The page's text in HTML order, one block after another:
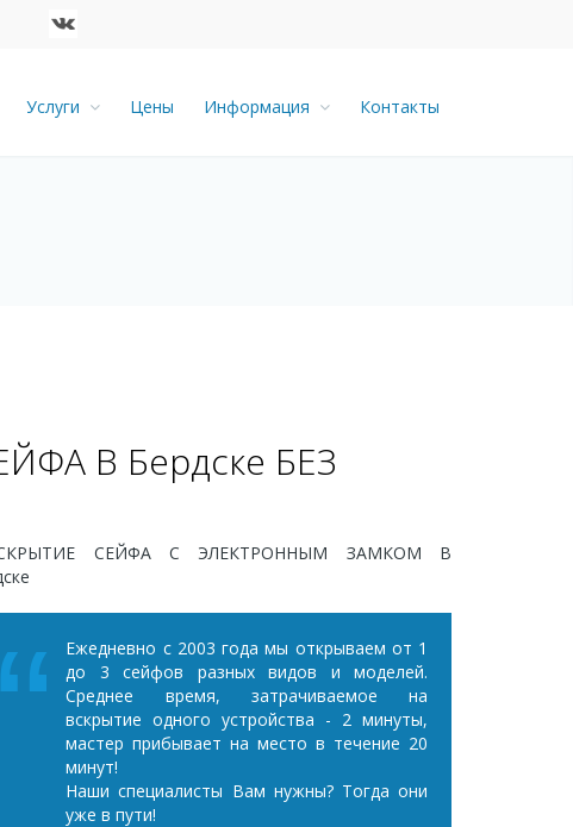
Услуги Цены Информация Контакты
В Бердске БЕЗ
Ежедневно с 2003 года мы открываем от 1
до 3 сейфов разных видов и моделей.
Среднее время, затрачиваемое на
вскрытие одного устройства - 2 минуты,
мастер прибывает на место в течение 20
минут!
Наши специалисты Вам нужны? Тогда они
уже в пути!